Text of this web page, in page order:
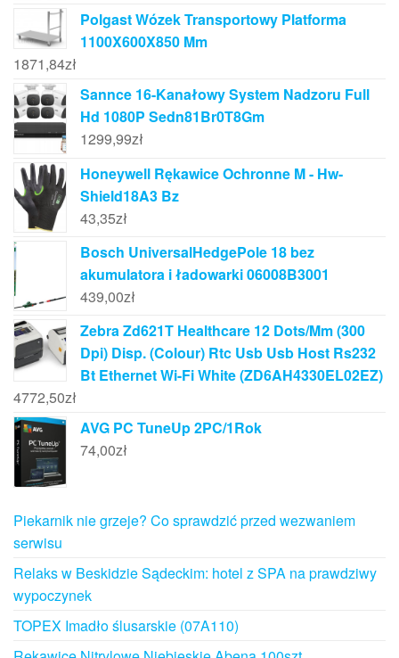
Polgast Wózek Transportowy Platforma
1100X600X850 Mm
1871,84zł
Sannce 16-Kanałowy System Nadzoru Full
Hd 1080P Sedn81Br0T8Gm
1299,99zł
Honeywell Rękawice Ochronne M - Hw-
Shield18A3 Bz
43,35zł
Bosch UniversalHedgePole 18 bez
akumulatora i ładowarki 06008B3001
439,00zł
Zebra Zd621T Healthcare 12 Dots/Mm (300
Dpi) Disp. (Colour) Rtc Usb Usb Host Rs232
Bt Ethernet Wi-Fi White (ZD6AH4330EL02EZ)
4772,50zł
AVG PC TuneUp 2PC/1Rok
74,00zł
Piekarnik nie grzeje? Co sprawdzić przed wezwaniem
serwisu
Relaks w Beskidzie Sądeckim: hotel z SPA na prawdziwy
wypoczynek
TOPEX Imadło ślusarskie (07A110)